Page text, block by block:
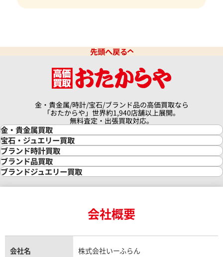
先頭へ戻る
金・貴金属/時計/宝石/ブランド品の高価買取なら
「おたからや」世界約1,940店舗以上展開。
無料査定・出張買取対応。
金・貴金属買取
金買取
金の相場価格情報
金の参考買取価格一覧
インゴット買取
インゴットの相場価格情報
24金買取
金貨買取
貴金属買取
宝石・ジュエリー買取
宝石・ジュエリー買取
ダイヤモンド買取
ダイヤモンド・宝石の参考価格一覧
リング・結婚指輪買取
エメラルド買取
トパーズ買取
タンザナイト買取
ブランド時計買取
時計買取
ロレックス買取
ロレックス デイトナ買取
ロレックス サブマリーナー買取
ロレックス エクスプローラー買取
ロレックス デイトジャスト買取
パテック フィリップノーチラス買取
ブランド品買取
ブランド買取
シャネル マトラッセ買取
ブランドジュエリー買取
ヴァンクリーフ＆アーペル買取
ショーメ買取
会社概要
会社名 株式会社いーふらん